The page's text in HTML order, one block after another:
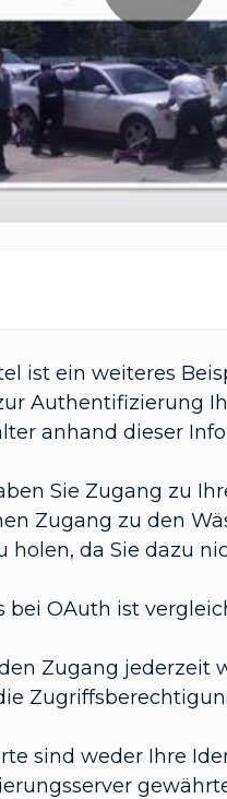
ist ein weiteres
Authentifizierung
anhand dieser
Sie Zugang zu
Zugang zu den
holen, da Sie dazu
bei OAuth ist
Zugang jederzeit
sind weder Ihre